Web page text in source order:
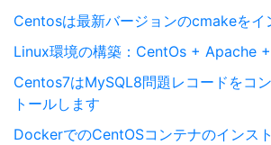
Centosは最新バージョンのcmakeをイ
Linux環境の構築：CentOs + Apache
Centos7はMySQL8問題レコードをコ
トールします
DockerでのCentOSコンテナのインス